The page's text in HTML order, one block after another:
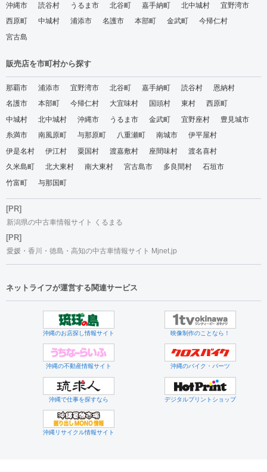
沖縄市
読谷村 うるま市 北谷町 嘉手納町 北中城村
宜野湾市
西原町
中城村 浦添市 名護市 本部町 金武町
今帰仁村
宮古島
販売店を市町村から探す
那覇市 浦添市 宜野湾市 北谷町 嘉手納町 読谷村
恩納村
名護市
本部町 今帰仁村 大宜味村 国頭村 東村
西原町
中城村
北中城村 沖縄市 うるま市 金武町 宜野座村
豊見城市
糸満市
南風原町 与那原町 八重瀬町 南城市
伊平屋村
伊是名村
伊江村 粟国村 渡嘉敷村 座間味村
渡名喜村
久米島町
北大東村 南大東村 宮古島市 多良間村
石垣市
竹富町
与那国町
[PR]
新潟県の中古車情報サイト くるまる
[PR]
愛媛・香川・徳島・高知の中古車情報サイト Mjnet.jp
ネットライフが運営する関連サービス
沖縄のお店探し情報サイト 映像制作のことなら！
沖縄の不動産情報サイト 沖縄のバイク・パーツ
沖縄で仕事を探すなら デジタルプリントショップ
沖縄リサイクル情報サイト